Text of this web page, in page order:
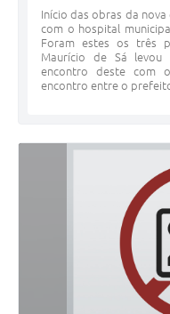
Início das obras da
com o hospital
Foram estes os três
Maurício de Sá levou
encontro deste com
encontro entre o prefeito